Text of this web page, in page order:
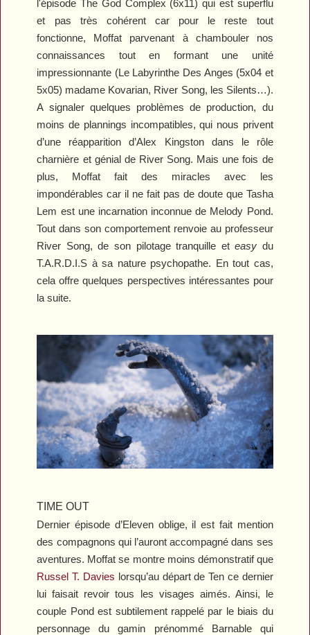
l'épisode The God Complex (6x11) qui est superflu
et pas très cohérent car pour le reste tout
fonctionne, Moffat parvenant à chambouler nos
connaissances tout en formant une unité
impressionnante (Le Labyrinthe Des Anges (5x04 et
5x05) madame Kovarian, River Song, les Silents…).
A signaler quelques problèmes de production, du
moins de plannings incompatibles, qui nous privent
d’une réapparition d’Alex Kingston dans le rôle
charnière et génial de River Song. Mais une fois de
plus, Moffat fait des miracles avec les
impondérables car il ne fait pas de doute que Tasha
Lem est une incarnation inconnue de Melody Pond.
Tout dans son comportement renvoie au professeur
River Song, de son pilotage tranquille eteasy du
T.A.R.D.I.S à sa nature psychopathe. En tout cas,
cela offre quelques perspectives intéressantes pour
la suite.
TIME OUT
Dernier épisode d’Eleven oblige, il est fait mention
des compagnons qui l’auront accompagné dans ses
aventures. Moffat se montre moins démonstratif que
Russel T. Davies lorsqu’au départ de Ten ce dernier
lui faisait revoir tous les visages aimés. Ainsi, le
couple Pond est subtilement rappelé par le biais du
personnage du gamin prénommé Barnable qui